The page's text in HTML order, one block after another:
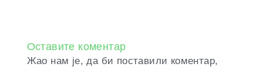
Оставите коментар
Жао нам је, да би поставили коментар,